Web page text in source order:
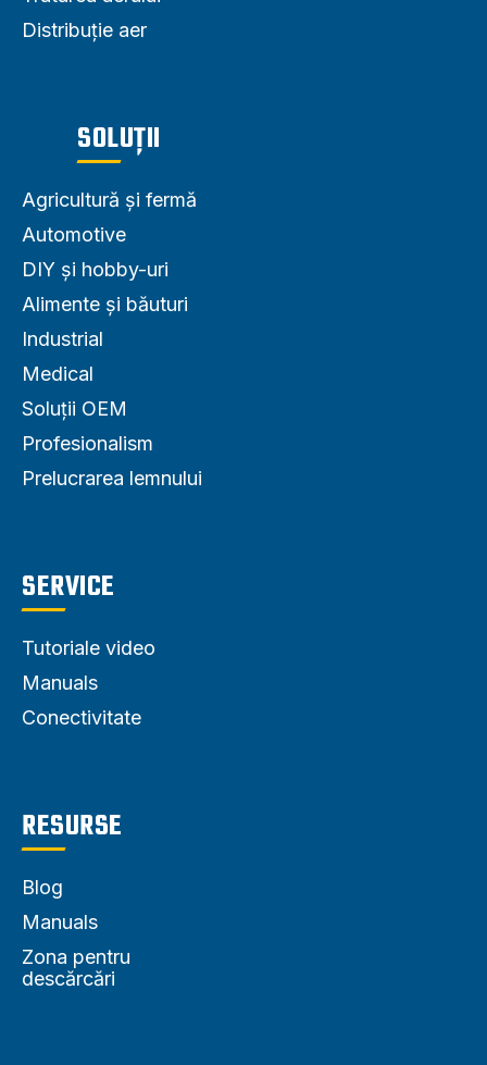
Distribuție aer
SOLUȚII
Agricultură și fermă
Automotive
DIY și hobby-uri
Alimente și băuturi
Industrial
Medical
Soluții OEM
Profesionalism
Prelucrarea lemnului
SERVICE
Tutoriale video
Manuals
Conectivitate
RESURSE
Blog
Manuals
Zona pentru
descărcări